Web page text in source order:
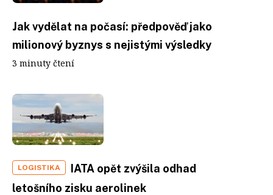
Jak vydělat na počasí: předpověď jako
milionový byznys s nejistými výsledky
3 minuty čtení
LOGISTIKA
IATA opět zvýšila odhad
letošního zisku aerolinek